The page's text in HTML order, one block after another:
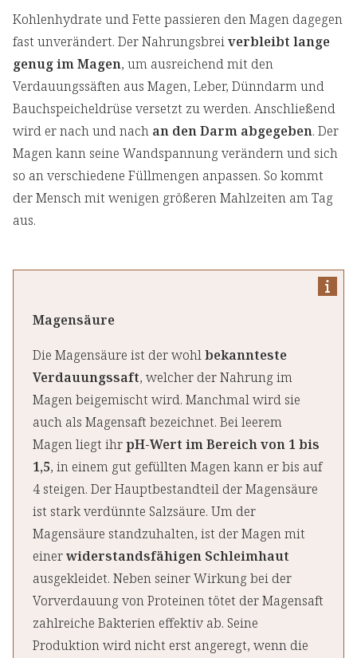
Kohlenhydrate und Fette passieren den Magen dagegen
fast unverändert. Der Nahrungsbreiverbleibt lange
genug im Magen, um ausreichend mit den
Verdauungssäften aus Magen, Leber, Dünndarm und
Bauchspeicheldrüse versetzt zu werden. Anschließend
wird er nach und nach an den Darm abgegeben. Der
Magen kann seine Wandspannung verändern und sich
so an verschiedene Füllmengen anpassen. So kommt
der Mensch mit wenigen größeren Mahlzeiten am Tag
aus.
Magensäure
Die Magensäure ist der wohlbekannteste
Verdauungssaft, welcher der Nahrung im
Magen beigemischt wird. Manchmal wird sie
auch als Magensaft bezeichnet. Bei leerem
Magen liegt ihrpH-Wert im Bereich von 1 bis
1,5, in einem gut gefüllten Magen kann er bis auf
4 steigen. Der Hauptbestandteil der Magensäure
ist stark verdünnte Salzsäure. Um der
Magensäure standzuhalten, ist der Magen mit
einerwiderstandsfähigen Schleimhaut
ausgekleidet. Neben seiner Wirkung bei der
Vorverdauung von Proteinen tötet der Magensaft
zahlreiche Bakterien effektiv ab. Seine
Produktion wird nicht erst angeregt, wenn die